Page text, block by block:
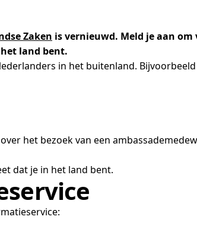
Zaken is vernieuwd. Meld je aan
land bent.
in het buitenland.
het bezoek van een
dat je in het land bent.